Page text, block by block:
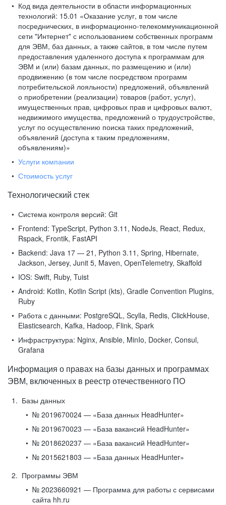
Код вида деятельности в области информационных
технологий: 15.01 «Оказание услуг, в том числе
посреднических, в информационно-телекоммуникационной
сети "Интернет" с использованием собственных программ
для ЭВМ, баз данных, а также сайтов, в том числе путем
предоставления удаленного доступа к программам для
ЭВМ и (или) базам данных, по размещению и (или)
продвижению (в том числе посредством программ
потребительской лояльности) предложений, объявлений
о приобретении (реализации) товаров (работ, услуг),
имущественных прав, цифровых прав и цифровых валют,
недвижимого имущества, предложений о трудоустройстве,
услуг по осуществлению поиска таких предложений,
объявлений (доступа к таким предложениям,
объявлениям)»
Услуги компании
Стоимость услуг
Технологический стек
Система контроля версий: Git
Frontend: TypeScript, Python 3.11, NodeJs, React, Redux,
Rspack, Frontik, FastAPI
Backend: Java 17 — 21, Python 3.11, Spring, Hibernate,
Jackson, Jersey, Junit 5, Maven, OpenTelemetry, Skaffold
IOS: Swift, Ruby, Tuist
Android: Kotlin, Kotlin Script (kts), Gradle Convention Plugins,
Ruby
Работа с данными: PostgreSQL, Scylla, Redis, ClickHouse,
Elasticsearch, Kafka, Hadoop, Flink, Spark
Инфраструктура: Nginx, Ansible, MinIo, Docker, Consul,
Grafana
Информация о правах на базы данных и программах
ЭВМ, включенных в реестр отечественного ПО
Базы данных
№ 2019670024 — «База данных HeadHunter»
№ 2019670023 — «База вакансий HeadHunter»
№ 2018620237 — «База вакансий HeadHunter»
№ 2015621803 — «База данных HeadHunter»
Программы ЭВМ
№ 2023660921 — Программа для работы с сервисами
сайта hh.ru